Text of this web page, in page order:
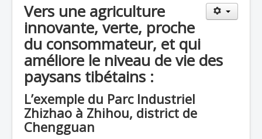
Vers une agriculture
innovante, verte, proche
du consommateur, et qui
améliore le niveau de vie des
paysans tibétains :
L’exemple du Parc Industriel
Zhizhao à Zhihou, district de
Chengguan